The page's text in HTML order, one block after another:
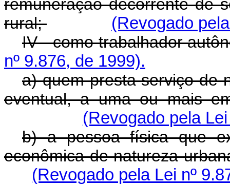
remuneração decorrente de
rural;
(Revogado
IV - como trabalhador
nº 9.876, de 1999).
a) quem presta serviço de
eventual, a uma ou mais
(Revogado pela
b) a pessoa física que
econômica de natureza
(Revogado pela Lei nº